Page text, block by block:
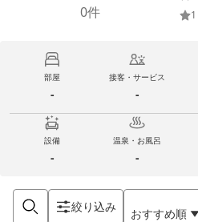
0件
1
部屋
-
接客・サービス
-
設備
-
温泉・お風呂
-
絞り込み おすすめ順